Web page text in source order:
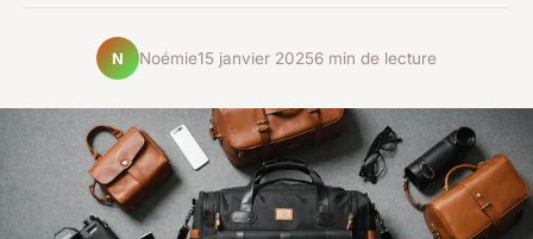
N Noémie15 janvier 20256 min de lecture